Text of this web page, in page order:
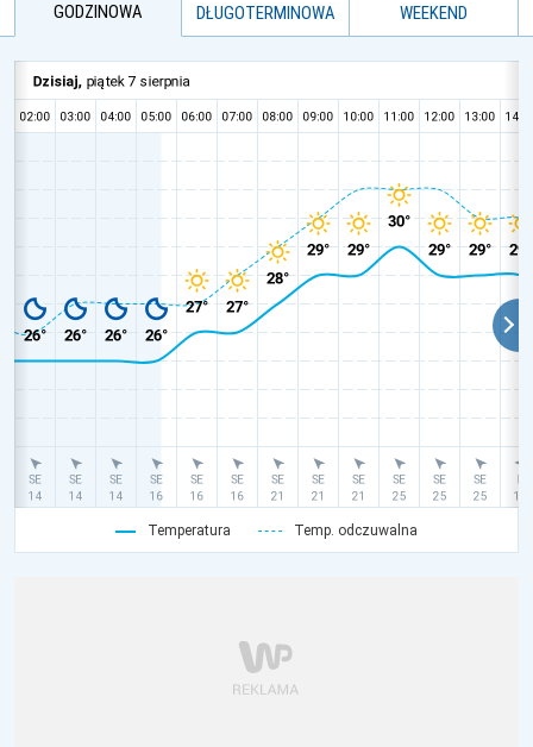
GODZINOWA
DŁUGOTERMINOWA
WEEKEND
Temperatura Temp. odczuwalna